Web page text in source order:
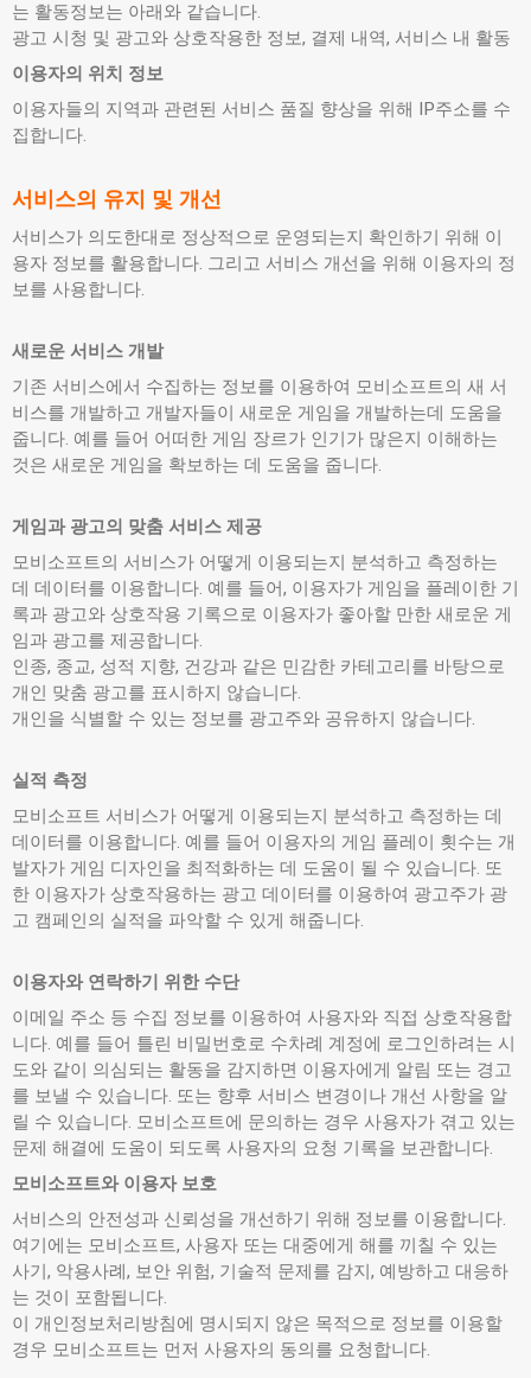
는 활동정보는 아래와 같습니다.
광고 시청 및 광고와 상호작용한 정보, 결제 내역, 서비스 내 활동
이용자의 위치 정보
이용자들의 지역과 관련된 서비스 품질 향상을 위해 IP주소를 수
집합니다.
서비스의 유지 및 개선
서비스가 의도한대로 정상적으로 운영되는지 확인하기 위해 이
용자 정보를 활용합니다. 그리고 서비스 개선을 위해 이용자의 정
보를 사용합니다.
새로운 서비스 개발
기존 서비스에서 수집하는 정보를 이용하여 모비소프트의 새 서
비스를 개발하고 개발자들이 새로운 게임을 개발하는데 도움을
줍니다. 예를 들어 어떠한 게임 장르가 인기가 많은지 이해하는
것은 새로운 게임을 확보하는 데 도움을 줍니다.
게임과 광고의 맞춤 서비스 제공
모비소프트의 서비스가 어떻게 이용되는지 분석하고 측정하는
데 데이터를 이용합니다. 예를 들어, 이용자가 게임을 플레이한 기
록과 광고와 상호작용 기록으로 이용자가 좋아할 만한 새로운 게
임과 광고를 제공합니다.
인종, 종교, 성적 지향, 건강과 같은 민감한 카테고리를 바탕으로
개인 맞춤 광고를 표시하지 않습니다.
개인을 식별할 수 있는 정보를 광고주와 공유하지 않습니다.
실적 측정
모비소프트 서비스가 어떻게 이용되는지 분석하고 측정하는 데
데이터를 이용합니다. 예를 들어 이용자의 게임 플레이 횟수는 개
발자가 게임 디자인을 최적화하는 데 도움이 될 수 있습니다. 또
한 이용자가 상호작용하는 광고 데이터를 이용하여 광고주가 광
고 캠페인의 실적을 파악할 수 있게 해줍니다.
이용자와 연락하기 위한 수단
이메일 주소 등 수집 정보를 이용하여 사용자와 직접 상호작용합
니다. 예를 들어 틀린 비밀번호로 수차례 계정에 로그인하려는 시
도와 같이 의심되는 활동을 감지하면 이용자에게 알림 또는 경고
를 보낼 수 있습니다. 또는 향후 서비스 변경이나 개선 사항을 알
릴 수 있습니다. 모비소프트에 문의하는 경우 사용자가 겪고 있는
문제 해결에 도움이 되도록 사용자의 요청 기록을 보관합니다.
모비소프트와 이용자 보호
서비스의 안전성과 신뢰성을 개선하기 위해 정보를 이용합니다.
여기에는 모비소프트, 사용자 또는 대중에게 해를 끼칠 수 있는
사기, 악용사례, 보안 위험, 기술적 문제를 감지, 예방하고 대응하
는 것이 포함됩니다.
이 개인정보처리방침에 명시되지 않은 목적으로 정보를 이용할
경우 모비소프트는 먼저 사용자의 동의를 요청합니다.